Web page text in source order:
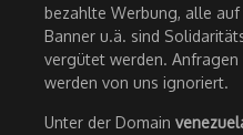
bezahlte Werbung, alle
Banner u.ä. sind
vergütet werden. Anfragen
werden von uns ignoriert.
Unter der Domain